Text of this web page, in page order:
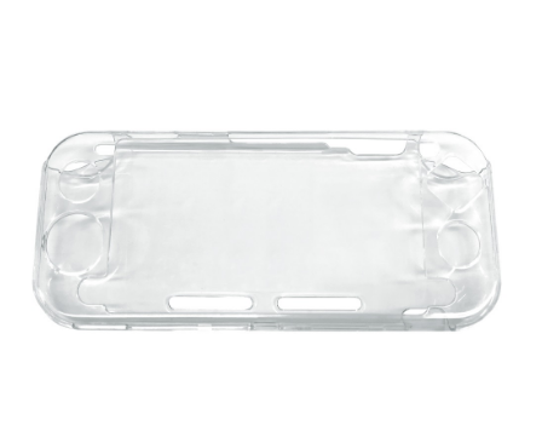
丈夫なポリカーボネート製のクリアカバー。
メーカー希望小売価格：
¥1,830+ 税
生産終了品